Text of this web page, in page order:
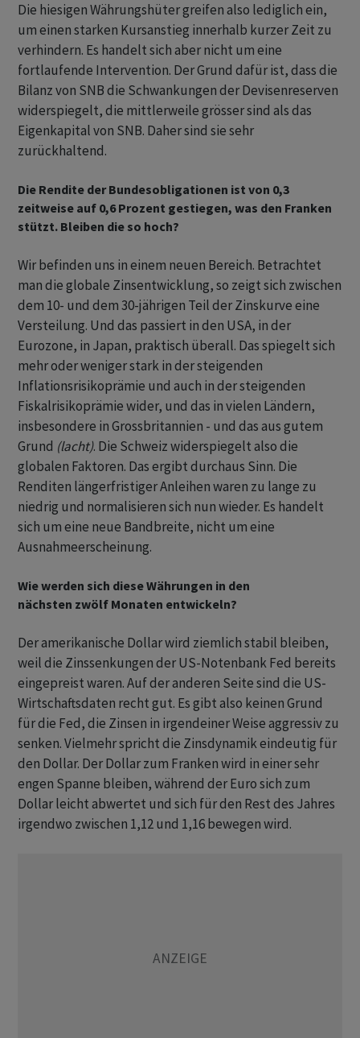
Die hiesigen Währungshüter greifen also lediglich ein,
um einen starken Kursanstieg innerhalb kurzer Zeit zu
verhindern. Es handelt sich aber nicht um eine
fortlaufende Intervention. Der Grund dafür ist, dass die
Bilanz von SNB die Schwankungen der Devisenreserven
widerspiegelt, die mittlerweile grösser sind als das
Eigenkapital von SNB. Daher sind sie sehr
zurückhaltend.
Die Rendite der Bundesobligationen ist von 0,3
zeitweise auf 0,6 Prozent gestiegen, was den Franken
stützt. Bleiben die so hoch?
Wir befinden uns in einem neuen Bereich. Betrachtet
man die globale Zinsentwicklung, so zeigt sich zwischen
dem 10- und dem 30-jährigen Teil der Zinskurve eine
Versteilung. Und das passiert in den USA, in der
Eurozone, in Japan, praktisch überall. Das spiegelt sich
mehr oder weniger stark in der steigenden
Inflationsrisikoprämie und auch in der steigenden
Fiskalrisikoprämie wider, und das in vielen Ländern,
insbesondere in Grossbritannien - und das aus gutem
Grund (lacht). Die Schweiz widerspiegelt also die
globalen Faktoren. Das ergibt durchaus Sinn. Die
Renditen längerfristiger Anleihen waren zu lange zu
niedrig und normalisieren sich nun wieder. Es handelt
sich um eine neue Bandbreite, nicht um eine
Ausnahmeerscheinung.
Wie werden sich diese Währungen in den
nächsten zwölf Monaten entwickeln?
Der amerikanische Dollar wird ziemlich stabil bleiben,
weil die Zinssenkungen der US-Notenbank Fed bereits
eingepreist waren. Auf der anderen Seite sind die US-
Wirtschaftsdaten recht gut. Es gibt also keinen Grund
für die Fed, die Zinsen in irgendeiner Weise aggressiv zu
senken. Vielmehr spricht die Zinsdynamik eindeutig für
den Dollar. Der Dollar zum Franken wird in einer sehr
engen Spanne bleiben, während der Euro sich zum
Dollar leicht abwertet und sich für den Rest des Jahres
irgendwo zwischen 1,12 und 1,16 bewegen wird.